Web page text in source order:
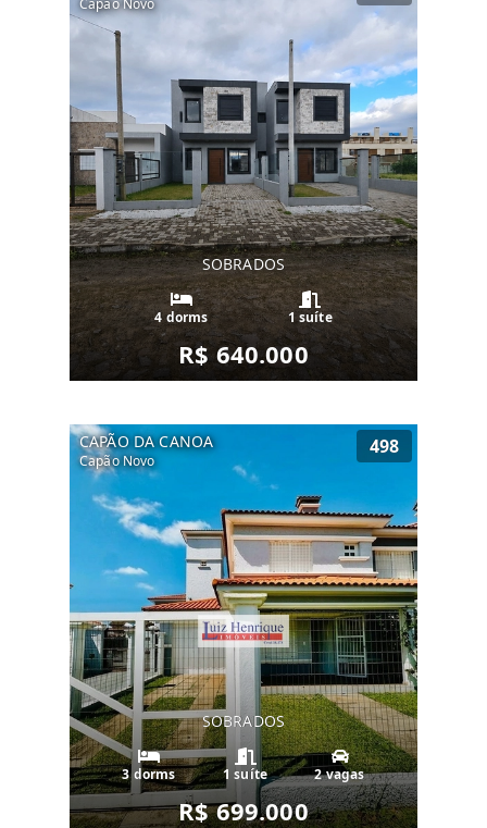
SOBRADOS
4 dorms 1 suíte
R$ 640.000
CAPÃO DA CANOA
Capão Novo
498
SOBRADOS
3 dorms 1 suíte 2 vagas
R$ 699.000